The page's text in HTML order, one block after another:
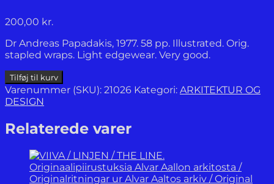
200,00 kr.
Dr Andreas Papadakis, 1977. 58 pp. Illustrated. Orig.
stapled wraps. Light edgewear. Very good.
Architectural
Design.
Volume
1/77.
Arata
Tilføj til kurv
Varenummer (SKU): 21026 Kategori: ARKITEKTUR OG
DESIGN
Relaterede varer